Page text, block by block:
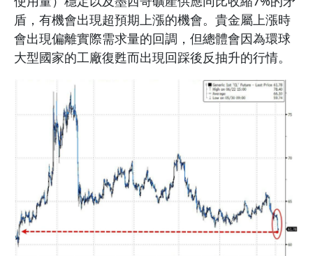
盾，有機會出現超預期上漲的機會。貴金屬上漲時
會出現偏離實際需求量的回調，但總體會因為環球
大型國家的工廠復甦而出現回踩後反抽升的行情。